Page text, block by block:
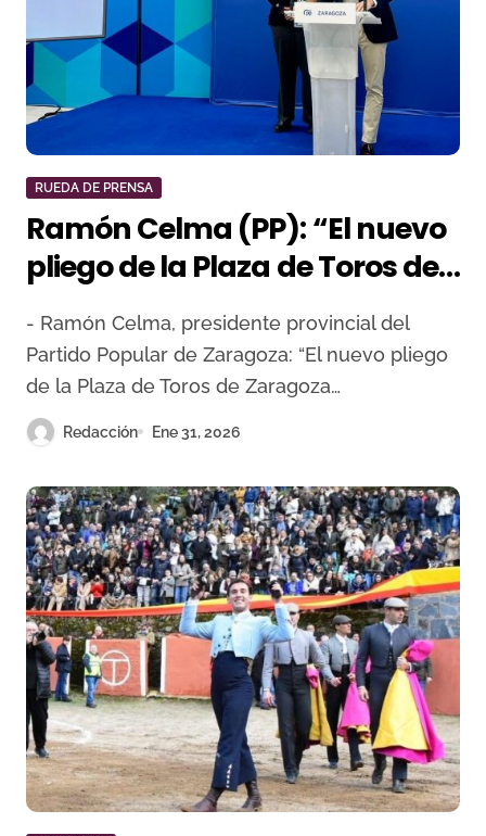
RUEDA DE PRENSA
Ramón Celma (PP): “El nuevo
pliego de la Plaza de Toros de
Zaragoza condena a La
Misericordia a la
mediocridad”
- Ramón Celma, presidente provincial del
Partido Popular de Zaragoza: “El nuevo pliego
de la Plaza de Toros de Zaragoza…
Redacción Ene 31, 2026